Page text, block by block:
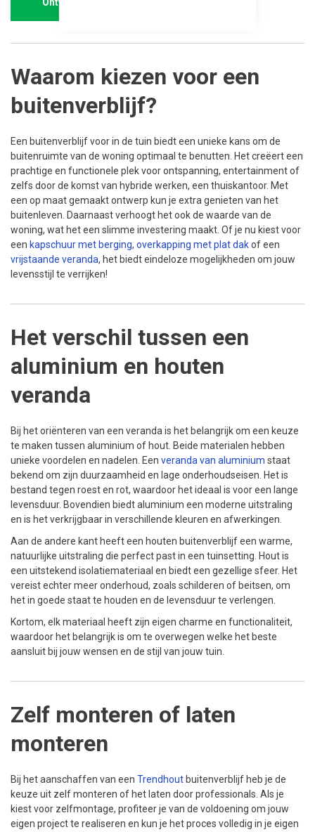
Waarom kiezen voor een
buitenverblijf?
Een buitenverblijf voor in de tuin biedt een unieke kans om de
buitenruimte van de woning optimaal te benutten. Het creëert een
prachtige en functionele plek voor ontspanning, entertainment of
zelfs door de komst van hybride werken, een thuiskantoor. Met
een op maat gemaakt ontwerp kun je extra genieten van het
buitenleven. Daarnaast verhoogt het ook de waarde van de
woning, wat het een slimme investering maakt. Of je nu kiest voor
een kapschuur met berging, overkapping met plat dakof een
vrijstaande veranda, het biedt eindeloze mogelijkheden om jouw
levensstijl te verrijken!
Het verschil tussen een
aluminium en houten
veranda
Bij het oriënteren van een veranda is het belangrijk om een keuze
te maken tussen aluminium of hout. Beide materialen hebben
unieke voordelen en nadelen. Een veranda van aluminium staat
bekend om zijn duurzaamheid en lage onderhoudseisen. Het is
bestand tegen roest en rot, waardoor het ideaal is voor een lange
levensduur. Bovendien biedt aluminium een moderne uitstraling
en is het verkrijgbaar in verschillende kleuren en afwerkingen.
Aan de andere kant heeft een houten buitenverblijf een warme,
natuurlijke uitstraling die perfect past in een tuinsetting. Hout is
een uitstekend isolatiemateriaal en biedt een gezellige sfeer. Het
vereist echter meer onderhoud, zoals schilderen of beitsen, om
het in goede staat te houden en de levensduur te verlengen.
Kortom, elk materiaal heeft zijn eigen charme en functionaliteit,
waardoor het belangrijk is om te overwegen welke het beste
aansluit bij jouw wensen en de stijl van jouw tuin.
Zelf monteren of laten
monteren
Bij het aanschaffen van een Trendhout buitenverblijf heb je de
keuze uit zelf monteren of het laten door professionals. Als je
kiest voor zelfmontage, profiteer je van de voldoening om jouw
eigen project te realiseren en kun je het proces volledig in je eigen